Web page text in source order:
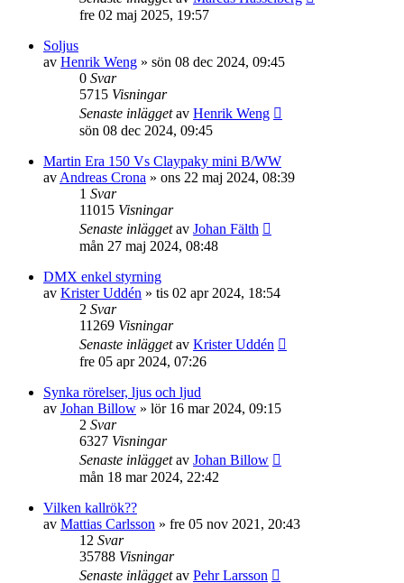
fre 02 maj 2025, 19:57
Soljus
av Henrik Weng » sön 08 dec 2024, 09:45
0 Svar
5715 Visningar
Senaste inläggetav Henrik Weng
sön 08 dec 2024, 09:45
Martin Era 150 Vs Claypaky mini B/WW
avAndreas Crona » ons 22 maj 2024, 08:39
1 Svar
11015 Visningar
Senaste inläggetav Johan Fälth
mån 27 maj 2024, 08:48
DMX enkel styrning
av Krister Uddén » tis 02 apr 2024, 18:54
2 Svar
11269 Visningar
Senaste inläggetav Krister Uddén
fre 05 apr 2024, 07:26
Synka rörelser, ljus och ljud
av Johan Billow » lör 16 mar 2024, 09:15
2 Svar
6327 Visningar
Senaste inläggetav Johan Billow
mån 18 mar 2024, 22:42
Vilken kallrök??
av Mattias Carlsson » fre 05 nov 2021, 20:43
12 Svar
35788 Visningar
Senaste inläggetav Pehr Larsson